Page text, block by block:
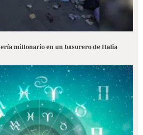
millonario en un basurero de Italia